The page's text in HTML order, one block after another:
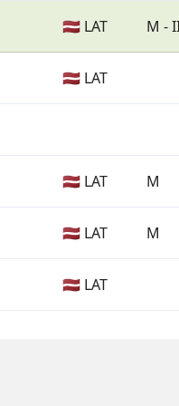
🇱🇻 LAT M -
🇱🇻 LAT
🇱🇻 LAT M
🇱🇻 LAT M
🇱🇻 LAT